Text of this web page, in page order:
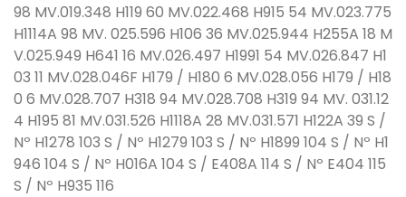
98 MV.019.348 H119 60 MV.022.468 H915 54 MV.023.775
H1114A 98 MV. 025.596 H106 36 MV.025.944 H255A 18 M
V.025.949 H641 16 MV.026.497 H1991 54 MV.026.847 H1
03 11 MV.028.046F H179 / H180 6 MV.028.056 H179 / H18
0 6 MV.028.707 H318 94 MV.028.708 H319 94 MV. 031.12
4 H195 81 MV.031.526 H1118A 28 MV.031.571 H122A 39 S /
Nº H1278 103 S / Nº H1279 103 S / Nº H1899 104 S / Nº H1
946 104 S / Nº H016A 104 S / E408A 114 S / Nº E404 115
S / Nº H935 116